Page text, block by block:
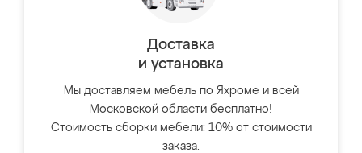
Доставка
и установка
Мы доставляем мебель по Яхроме и всей
Московской области бесплатно!
Стоимость сборки мебели: 10% от стоимости
заказа.